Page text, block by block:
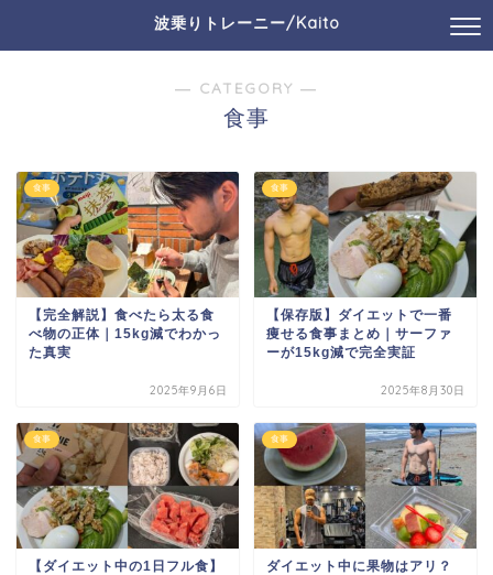
波乗りトレーニー/Kaito
― CATEGORY ―
食事
食事
【完全解説】食べたら太る食
べ物の正体｜15kg減でわかっ
た真実
2025年9月6日
食事
【保存版】ダイエットで一番
痩せる食事まとめ｜サーファ
ーが15kg減で完全実証
2025年8月30日
食事
【ダイエット中の1日フル食】
食事
ダイエット中に果物はアリ？